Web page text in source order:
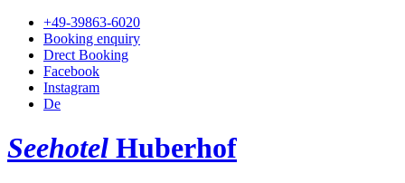
+49-39863-6020
Booking enquiry
Drect Booking
Facebook
Instagram
De
Seehotel Huberhof